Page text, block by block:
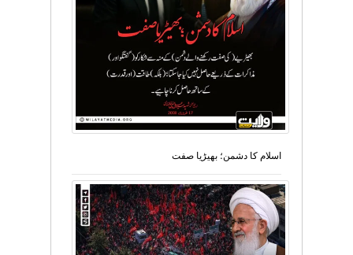
اسلام کا دشمن؛ بھیڑیا صفت